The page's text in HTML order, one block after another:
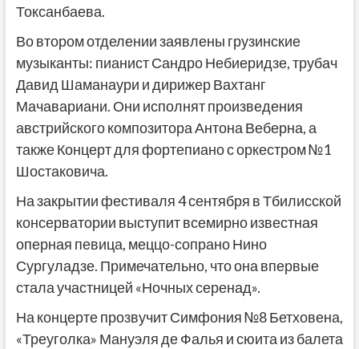
Токсанбаева.
Во втором отделении заявлены грузинские
музыканты: пианист Сандро Небиеридзе, трубач
Давид Шаманаури и дирижер Вахтанг
Мачавариани. Они исполнят произведения
австрийского композитора Антона Веберна, а
также Концерт для фортепиано с оркестром №1
Шостаковича.
На закрытии фестиваля 4 сентября в Тбилисской
консерватории выступит всемирно известная
оперная певица, меццо-сопрано Нино
Сургуладзе. Примечательно, что она впервые
стала участницей «Ночных серенад».
На концерте прозвучит Симфония №8 Бетховена,
«Треуголка» Мануэля де Фалья и сюита из балета